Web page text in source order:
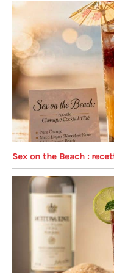
Sex on the Beach :